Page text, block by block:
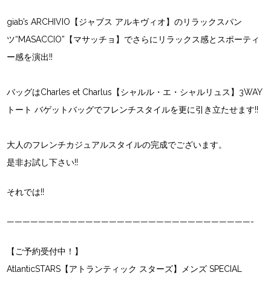
giab’s ARCHIVIO【ジャブス アルキヴィオ】のリラックスパン
ツ“MASACCIO”【マサッチョ】でさらにリラックス感とスポーティ
ー感を演出!!
バッグはCharles et Charlus【シャルル・エ・シャルリュス】 3WAY
トート バゲットバッグでフレンチスタイルを更に引き立たせます!!
大人のフレンチカジュアルスタイルの完成でございます。
是非お試し下さい!!
それでは!!
———————————————————————————————-
【ご予約受付中！】
AtlanticSTARS【アトランティック スターズ】メンズ SPECIAL